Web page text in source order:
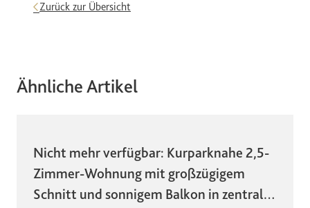
Zurück zur Übersicht
Ähnliche Artikel
Nicht mehr verfügbar: Kurparknahe 2,5-
Zimmer-Wohnung mit großzügigem
Schnitt und sonnigem Balkon in zentraler